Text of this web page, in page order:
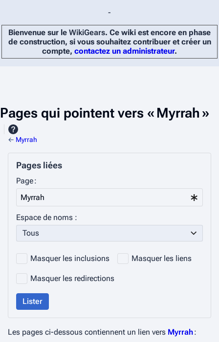
-
Bienvenue sur le WikiGears. Ce wiki est encore en phase
de construction, si vous souhaitez contribuer et créer un
compte, contactez un administrateur.
Pages qui pointent vers « Myrrah »
← Myrrah
Pages liées
Page :
Espace de noms :
Tous
Masquer les inclusions Masquer les liens
Masquer les redirections
Lister
Les pages ci-dessous contiennent un lien vers Myrrah: